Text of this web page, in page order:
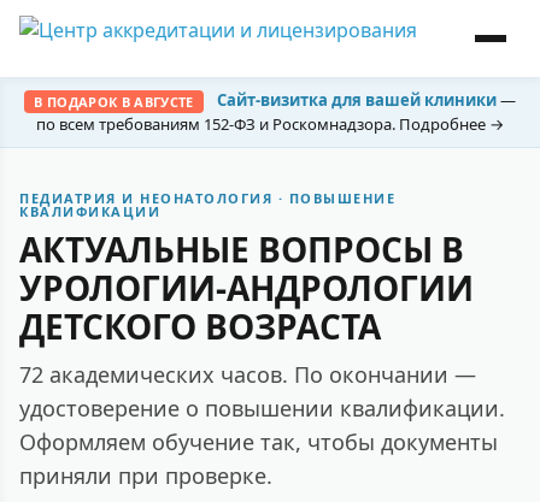
В ПОДАРОК В АВГУСТЕ Сайт-визитка для вашей клиники—
по всем требованиям 152-ФЗ и Роскомнадзора. Подробнее →
ПЕДИАТРИЯ И НЕОНАТОЛОГИЯ · ПОВЫШЕНИЕ
КВАЛИФИКАЦИИ
АКТУАЛЬНЫЕ ВОПРОСЫ В
УРОЛОГИИ-АНДРОЛОГИИ
ДЕТСКОГО ВОЗРАСТА
72 академических часов. По окончании —
удостоверение о повышении квалификации.
Оформляем обучение так, чтобы документы
приняли при проверке.